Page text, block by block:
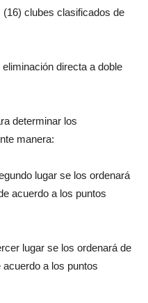
clubes clasificados de
directa a doble
determinar los
manera:
lugar se los ordenará
acuerdo a los puntos
lugar se los ordenará de
acuerdo a los puntos